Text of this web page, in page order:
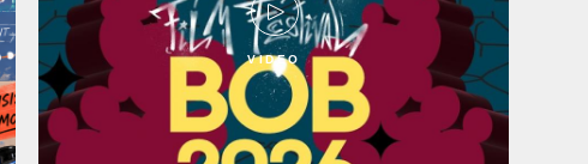
VIDEO